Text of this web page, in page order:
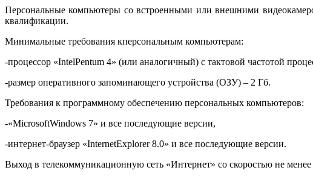
Персональные компьютеры со встроенными или внешними
квалификации.
Минимальные требования кперсональным компьютерам:
-процессор «IntelPentum 4» (или аналогичный) с тактовой частотой
-размер оперативного запоминающего устройства (ОЗУ) – 2 Гб.
Требования к программному обеспечению персональных компьютеров:
-«MicrosoftWindows 7» и все последующие версии,
-интернет-браузер «InternetExplorer 8.0» и все последующие версии.
Выход в телекоммуникационную сеть «Интернет» со скоростью не менее